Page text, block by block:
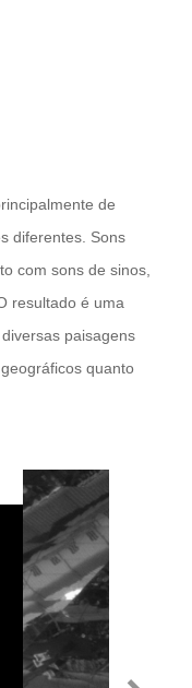
de
diferentes. Sons
com sons de sinos,
resultado é uma
paisagens
quanto